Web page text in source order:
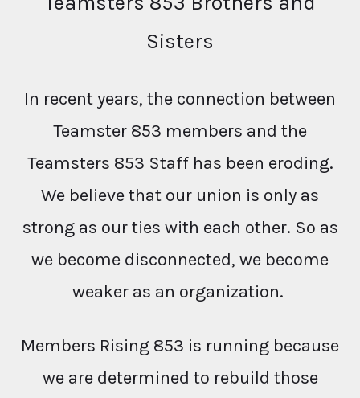
Sisters
In recent years, the connection between
Teamster 853 members and the
Teamsters 853 Staff has been eroding.
We believe that our union is only as
strong as our ties with each other. So as
we become disconnected, we become
weaker as an organization.
Members Rising 853 is running because
we are determined to rebuild those